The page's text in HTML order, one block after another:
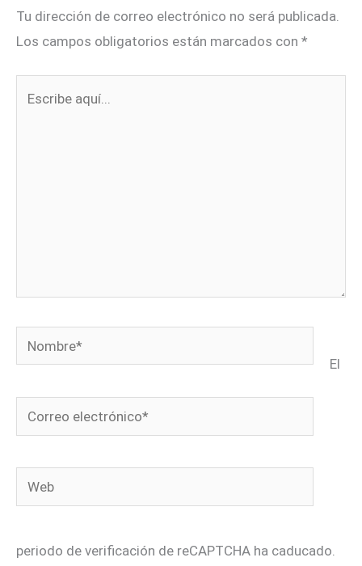
Tu dirección de correo electrónico no será publicada.
Los campos obligatorios están marcados con *
Nombre*
Correo
electrónico*
Web
El
periodo de verificación de reCAPTCHA ha caducado.